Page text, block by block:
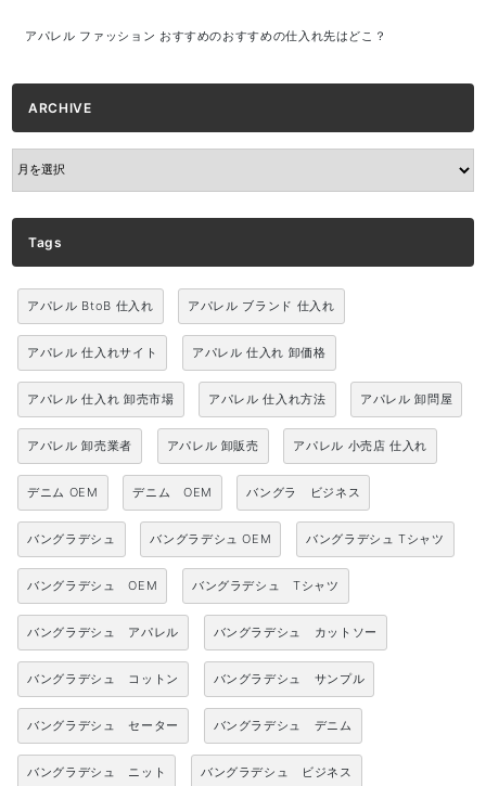
アパレル ファッション おすすめのおすすめの仕入れ先はどこ？
ARCHIVE
ARCHIVE
Tags
アパレル BtoB 仕入れ アパレル ブランド 仕入れ
アパレル 仕入れサイト アパレル 仕入れ 卸価格
アパレル 仕入れ 卸売市場 アパレル 仕入れ方法 アパレル 卸問屋
アパレル 卸売業者 アパレル 卸販売 アパレル 小売店 仕入れ
デニム OEM デニム OEM バングラ ビジネス
バングラデシュ バングラデシュ OEM バングラデシュ Tシャツ
バングラデシュ OEM バングラデシュ Tシャツ
バングラデシュ アパレル バングラデシュ カットソー
バングラデシュ コットン バングラデシュ サンプル
バングラデシュ セーター バングラデシュ デニム
バングラデシュ ニット バングラデシュ ビジネス